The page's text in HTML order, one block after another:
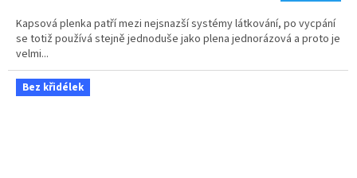
Kapsová plenka patří mezi nejsnazší systémy látkování, po vycpání
se totiž používá stejně jednoduše jako plena jednorázová a proto je
velmi...
Bez křidélek